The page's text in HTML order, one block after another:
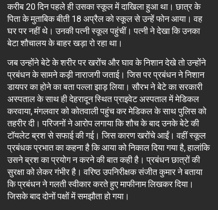
करीब 20 दिन पहले ही उसका स्कूल में दाखिला हुआ था। छात्र के
पिता के मुताबिक बीती 18 अप्रैल को स्कूल से उन्हें फोन आया। वह
घर पर नहीं थे। उनकी पत्नी स्कूल पहुंचीं। पत्नी ने देखा कि उनका
बेटा शौचालय के बाहर खड़ा रो रहा था।
जब उन्होंने बेटे के शरीर पर खरोंच और घाव के निशान देखे तो उन्होंने
प्रबंधन के सामने कड़ी नाराजगी जताई। जिस पर प्रबंधन ने निशान
डायपर का होने का बता पल्ला झाड़ लिया। सौरभ ने बेटे का सरकारी
अस्पताल के साथ ही देहरादून स्थित प्राइवेट अस्पताल में मेडिकल
करवाया, मंगलवार को कोतवाली पहुंच कर मेडिकल के साथ पुलिस को
तहरीर दी। परिजनों ने आरोप लगाया कि शौच के बाद उनके बेटे की
टॉयलेट ब्रश से सफाई की गई। जिस कारण खरोंचे आईं। वहीं स्कूल
प्रबंधक प्रभात का कहना है कि आया को निकाल दिया गया है, हालांकि
उसने ब्रश का प्रयोग न करने की बात कही है। प्रबंधन छात्रों की
सुरक्षा को लेकर गंभीर है। वरिष्ठ उपनिरीक्षक संजीत कुमार ने बताया
कि प्रबंधन ने गलती स्वीकार करते हुए माफीनाम लिखकर दिया।
जिसके बाद दोनों पक्षों में समझौता हो गया।